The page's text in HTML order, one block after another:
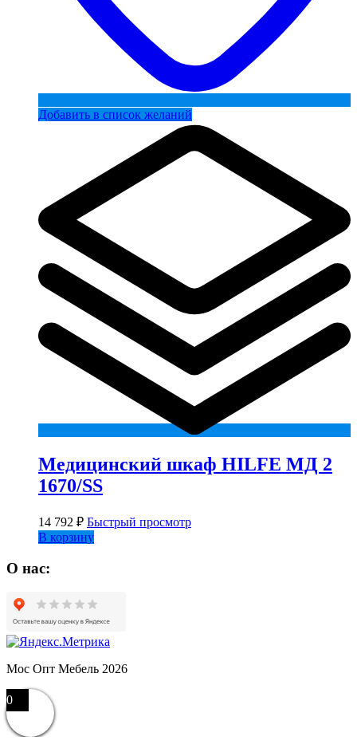
Добавить в список желаний
Медицинский шкаф HILFE МД 2
1670/SS
14 792 ₽ Быстрый просмотр
В корзину
О нас:
Мос Опт Мебель 2026
0